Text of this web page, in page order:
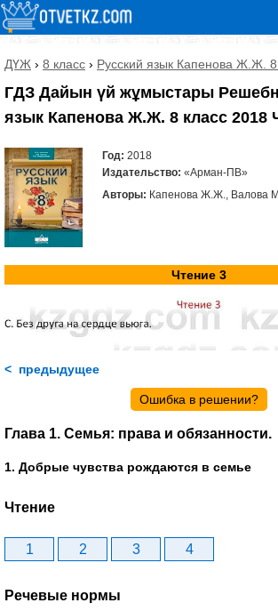
ДҮЖ › 8 класс › Русский язык Капенова Ж.Ж. 8
ГДЗ Дайын үй жұмыстары
язык Капенова Ж.Ж. 8 класс 2018
Год: 2018
Издательство: «Арман-ПВ»
Авторы: Капенова Ж.Ж., Валова
Чтение 3
< предыдущее
Ошибка в решении?
Глава 1. Семья: права и обязанности.
1. Добрые чувства рождаются в семье
Чтение
1 2 3 4
Речевые нормы